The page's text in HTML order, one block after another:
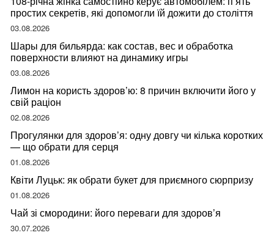
простих секретів, які допомогли їй дожити до століття
03.08.2026
Шары для бильярда: как состав, вес и обработка
поверхности влияют на динамику игры
03.08.2026
Лимон на користь здоров’ю: 8 причин включити його у
свій раціон
02.08.2026
Прогулянки для здоров’я: одну довгу чи кілька коротких
— що обрати для серця
01.08.2026
Квіти Луцьк: як обрати букет для приємного сюрпризу
01.08.2026
Чай зі смородини: його переваги для здоров’я
30.07.2026